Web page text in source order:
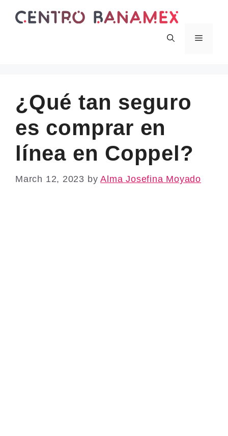
Menu
¿Qué tan seguro
es comprar en
línea en Coppel?
March 12, 2023 byAlma Josefina Moyado